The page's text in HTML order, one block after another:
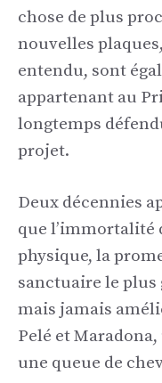
chose de plus
nouvelles
entendu, sont
appartenant au
longtemps
projet.
Deux décennies
que
physique, la
sanctuaire le plus
mais jamais
Pelé et
une queue de